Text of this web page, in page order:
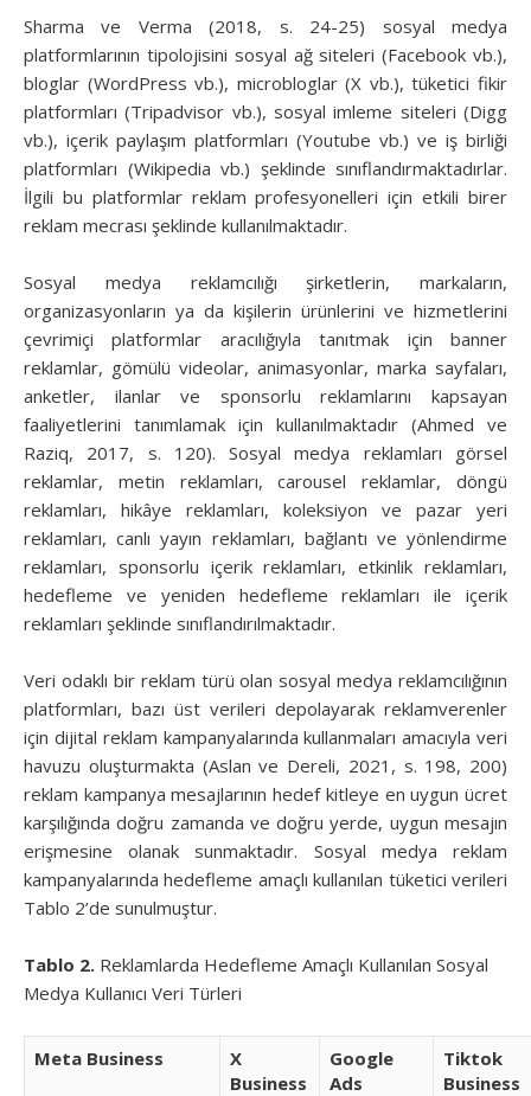
Sharma ve Verma (2018, s. 24-25) sosyal medya
platformlarının tipolojisini sosyal ağ siteleri (Facebook vb.),
bloglar (WordPress vb.), microbloglar (X vb.), tüketici fikir
platformları (Tripadvisor vb.), sosyal imleme siteleri (Digg
vb.), içerik paylaşım platformları (Youtube vb.) ve iş birliği
platformları (Wikipedia vb.) şeklinde sınıflandırmaktadırlar.
İlgili bu platformlar reklam profesyonelleri için etkili birer
reklam mecrası şeklinde kullanılmaktadır.
Sosyal medya reklamcılığı şirketlerin, markaların,
organizasyonların ya da kişilerin ürünlerini ve hizmetlerini
çevrimiçi platformlar aracılığıyla tanıtmak için banner
reklamlar, gömülü videolar, animasyonlar, marka sayfaları,
anketler, ilanlar ve sponsorlu reklamlarını kapsayan
faaliyetlerini tanımlamak için kullanılmaktadır (Ahmed ve
Raziq, 2017, s. 120). Sosyal medya reklamları görsel
reklamlar, metin reklamları, carousel reklamlar, döngü
reklamları, hikâye reklamları, koleksiyon ve pazar yeri
reklamları, canlı yayın reklamları, bağlantı ve yönlendirme
reklamları, sponsorlu içerik reklamları, etkinlik reklamları,
hedefleme ve yeniden hedefleme reklamları ile içerik
reklamları şeklinde sınıflandırılmaktadır.
Veri odaklı bir reklam türü olan sosyal medya reklamcılığının
platformları, bazı üst verileri depolayarak reklamverenler
için dijital reklam kampanyalarında kullanmaları amacıyla veri
havuzu oluşturmakta (Aslan ve Dereli, 2021, s. 198, 200)
reklam kampanya mesajlarının hedef kitleye en uygun ücret
karşılığında doğru zamanda ve doğru yerde, uygun mesajın
erişmesine olanak sunmaktadır. Sosyal medya reklam
kampanyalarında hedefleme amaçlı kullanılan tüketici verileri
Tablo 2’de sunulmuştur.
Tablo 2. Reklamlarda Hedefleme Amaçlı Kullanılan Sosyal
Medya Kullanıcı Veri Türleri
Meta Business
X
Business
Google
Ads
Tiktok
Business